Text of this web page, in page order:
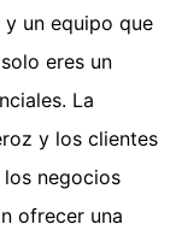
un equipo que
eres un
La
y los clientes
negocios
ofrecer una